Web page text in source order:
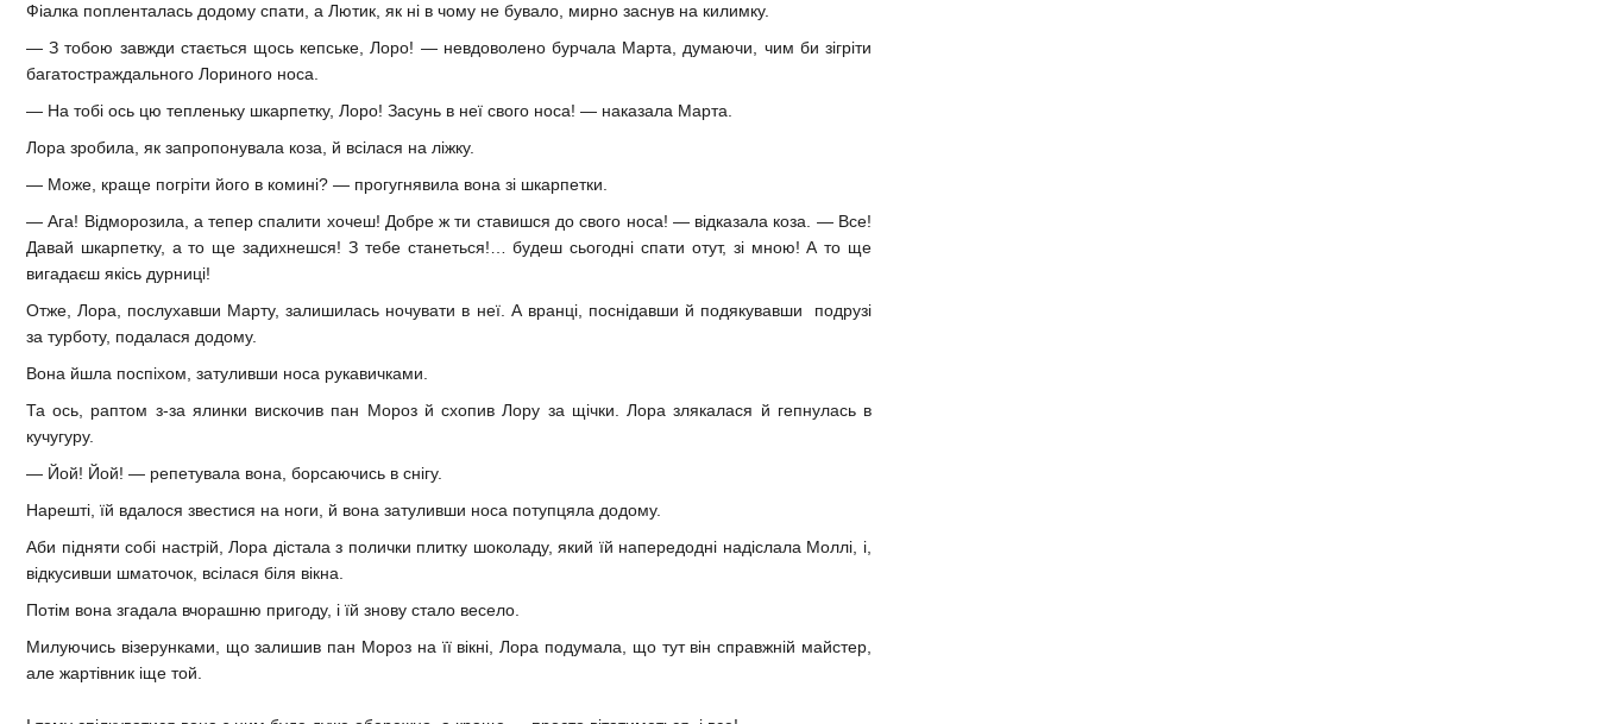
Фіалка попленталась додому спати, а Лютик, як ні в чому не бувало, мирно заснув на килимку.
— З тобою завжди стається щось кепське, Лоро! — невдоволено бурчала Марта, думаючи, чим би зігріти
багатостраждального Лориного носа.
— На тобі ось цю тепленьку шкарпетку, Лоро! Засунь в неї свого носа! — наказала Марта.
Лора зробила, як запропонувала коза, й всілася на ліжку.
— Може, краще погріти його в комині? — прогугнявила вона зі шкарпетки.
— Ага! Відморозила, а тепер спалити хочеш! Добре ж ти ставишся до свого носа! — відказала коза. — Все!
Давай шкарпетку, а то ще задихнешся! З тебе станеться!… будеш сьогодні спати отут, зі мною! А то ще
вигадаєш якісь дурниці!
Отже, Лора, послухавши Марту, залишилась ночувати в неї. А вранці, поснідавши й подякувавши подрузі
за турботу, подалася додому.
Вона йшла поспіхом, затуливши носа рукавичками.
Та ось, раптом з-за ялинки вискочив пан Мороз й схопив Лору за щічки. Лора злякалася й гепнулась в
кучугуру.
— Йой! Йой! — репетувала вона, борсаючись в снігу.
Нарешті, їй вдалося звестися на ноги, й вона затуливши носа потупцяла додому.
Аби підняти собі настрій, Лора дістала з полички плитку шоколаду, який їй напередодні надіслала Моллі, і,
відкусивши шматочок, всілася біля вікна.
Потім вона згадала вчорашню пригоду, і їй знову стало весело.
Милуючись візерунками, що залишив пан Мороз на її вікні, Лора подумала, що тут він справжній майстер,
але жартівник іще той.